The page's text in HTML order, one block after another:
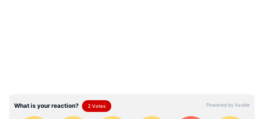
മേയർ സ്ഥാനം വാഗ്ദാനം ചെയ്താണെന്നും